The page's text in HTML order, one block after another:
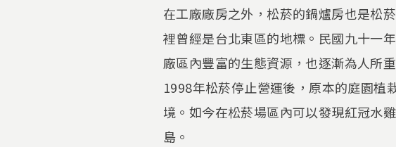
在工廠廠房之外，松菸的鍋爐房也是松
裡曾經是台北東區的地標。民國九十一
廠區內豐富的生態資源，也逐漸為人所
1998年松菸停止營運後，原本的庭園植
境。如今在松菸場區內可以發現紅冠水
島。